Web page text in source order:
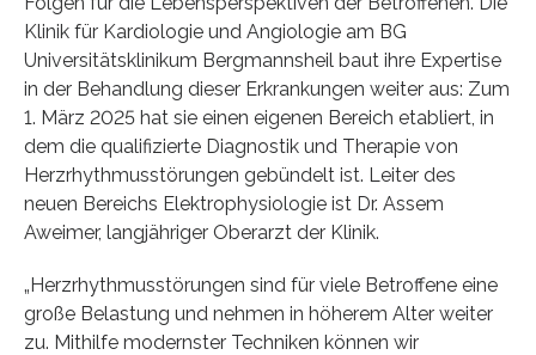
Klinik für Kardiologie und Angiologie am BG
Universitätsklinikum Bergmannsheil baut ihre Expertise
in der Behandlung dieser Erkrankungen weiter aus: Zum
1. März 2025 hat sie einen eigenen Bereich etabliert, in
dem die qualifizierte Diagnostik und Therapie von
Herzrhythmusstörungen gebündelt ist. Leiter des
neuen Bereichs Elektrophysiologie ist Dr. Assem
Aweimer, langjähriger Oberarzt der Klinik.
„Herzrhythmusstörungen sind für viele Betroffene eine
große Belastung und nehmen in höherem Alter weiter
zu. Mithilfe modernster Techniken können wir